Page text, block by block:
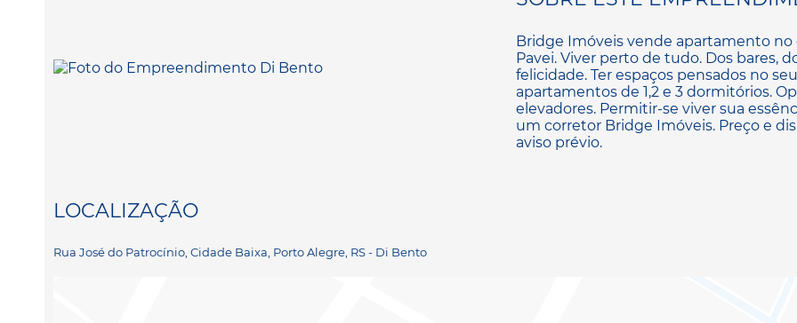
Bridge Imóveis vende apartamento
Pavei. Viver perto de tudo. Dos bares,
felicidade. Ter espaços pensados no
apartamentos de 1,2 e 3 dormitórios.
elevadores. Permitir-se viver sua
um corretor Bridge Imóveis. Preço e
aviso prévio.
LOCALIZAÇÃO
Rua José do Patrocínio, Cidade Baixa, Porto Alegre, RS - Di Bento